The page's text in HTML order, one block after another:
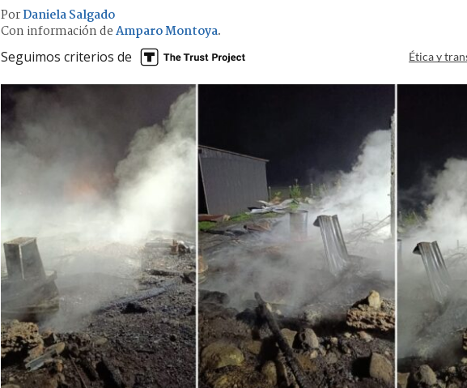
PorDaniela Salgado
Con información deAmparo Montoya.
Seguimos criterios de Ética y